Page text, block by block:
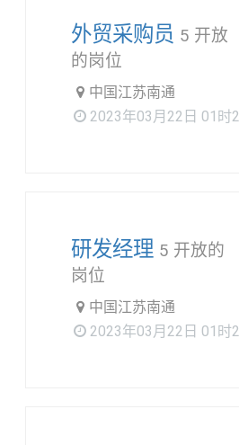
外贸采购员 5 开放
的岗位
中国江苏南通
2023年03月22日 01时
研发经理 5 开放的
岗位
中国江苏南通
2023年03月22日 01时